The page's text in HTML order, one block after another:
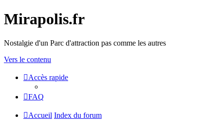
Mirapolis.fr
Nostalgie d'un Parc d'attraction pas comme les autres
Vers le contenu
Accès rapide
FAQ
Accueil Index du forum